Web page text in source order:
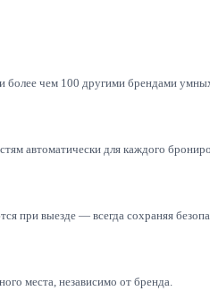
более чем 100 другими брендами
автоматически для каждого
при выезде — всегда сохраняя
места, независимо от бренда.